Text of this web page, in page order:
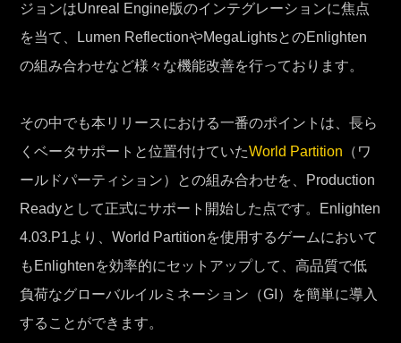
ジョンはUnreal Engine版のインテグレーションに焦点
を当て、Lumen ReflectionやMegaLightsとのEnlighten
の組み合わせなど様々な機能改善を行っております。
その中でも本リリースにおける一番のポイントは、長ら
くベータサポートと位置付けていたWorld Partition （ワ
ールドパーティション）との組み合わせを、Production
Readyとして正式にサポート開始した点です。Enlighten
4.03.P1より、World Partitionを使用するゲームにおいて
もEnlightenを効率的にセットアップして、高品質で低
負荷なグローバルイルミネーション（GI）を簡単に導入
することができます。